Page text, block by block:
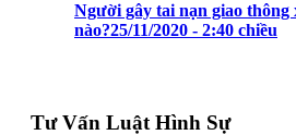
Người gây tai nạn giao
nào?25/11/2020 - 2:40 chiều
Tư Vấn Luật Hình Sự